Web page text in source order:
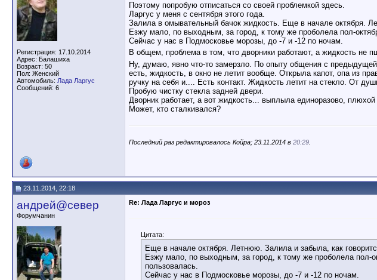
Регистрация: 17.10.2014
Адрес: Балашиха
Возраст: 50
Пол: Женский
Автомобиль: Лада Ларгус
Сообщений: 6
Поэтому попробую отписаться со своей проблемкой здесь.
Ларгус у меня с сентября этого года.
Залила в омывательный бачок жидкость. Еще в начале октября.
Езжу мало, по выходным, за город, к тому же проболела пол-
Сейчас у нас в Подмосковье морозы, до -7 и -12 по ночам.
В общем, проблема в том, что дворники работают, а жидкость не
Ну, думаю, явно что-то замерзло. По опыту общения с
есть, жидкость, в окно не летит вообще. Открыла капот, опа из
ручку на себя и.... Есть контакт. Жидкость летит на стекло. От
Пробую чистку стекла задней двери.
Дворник работает, а вот жидкость... выплыла единоразово,
Может, кто сталкивался?
Последний раз редактировалось Койра; 23.11.2014 в 20:29
23.11.2014, 22:18
андрей@север
Форумчанин
Re: Лада Ларгус и мороз
Цитата:
Еще в начале октября. Летнюю. Залила и забыла, как
Езжу мало, по выходным, за город, к тому же проболела пол-
пользовалась.
Сейчас у нас в Подмосковье морозы, до -7 и -12 по ночам.